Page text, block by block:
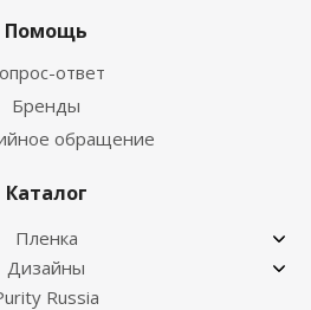
Помощь
ответ
Бренды
обращение
Каталог
Пленка
Дизайны
Russia